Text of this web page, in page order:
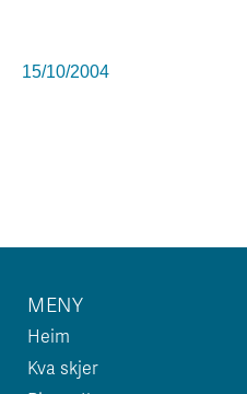
15/10/2004
MENY
Heim
Kva skjer